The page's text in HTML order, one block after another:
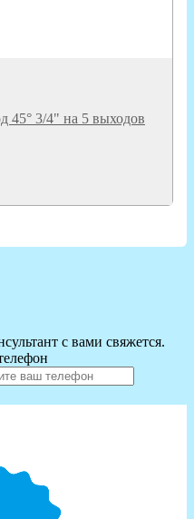
45° 3/4" на 5 выходов
с вами свяжется.